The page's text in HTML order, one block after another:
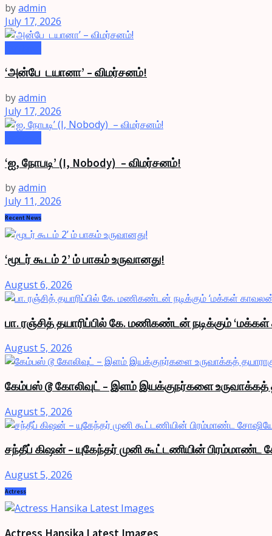
byadmin
July 17, 2026
‘அன்பே டயானா’ – விமர்சனம்!
byadmin
July 17, 2026
‘ஐ, நோபடி’ (I, Nobody) – விமர்சனம்!
byadmin
July 11, 2026
Recent News
‘மூடர் கூடம் 2’ ம் பாகம் உருவானது!
August 6, 2026
பா. ரஞ்சித் தயாரிப்பில் கே. மணிகண்டன் நடிக்கும்
August 5, 2026
கேம்பஸ் டூ கோலிவுட் – இளம் இயக்குநர்களை
August 5, 2026
சந்தீப் கிஷன் – யுகேந்தர் முனி கூட்டணியின்
August 5, 2026
Actress
Actress Hansika Latest Images